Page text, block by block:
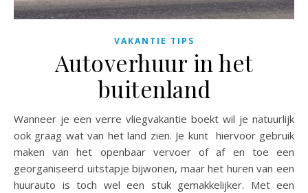
VAKANTIE TIPS
Autoverhuur in het
buitenland
Wanneer je een verre vliegvakantie boekt wil je natuurlijk
ook graag wat van het land zien. Je kunt hiervoor gebruik
maken van het openbaar vervoer of af en toe een
georganiseerd uitstapje bijwonen, maar het huren van een
huurauto is toch wel een stuk gemakkelijker. Met een